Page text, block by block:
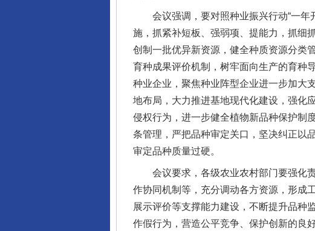
会议强调，要对照种业振兴行动“一年
施，抓紧补短板、强弱项、提能力，抓细
创制一批优异新资源，健全种质资源分类
育种成果评价机制，树牢面向生产的育种
种业企业，聚焦种业阵型企业进一步加大
地布局，大力推进基地现代化建设，强化
侵权行为，进一步健全植物新品种保护制
条管理，严把品种审定关口，坚决纠正以
审定品种质量过硬。
会议要求，各级农业农村部门要强化责
作协同机制等，充分调动各方资源，形成
展示评价等支撑能力建设，不断提升品种
作假行为，营造公平竞争、保护创新的良好